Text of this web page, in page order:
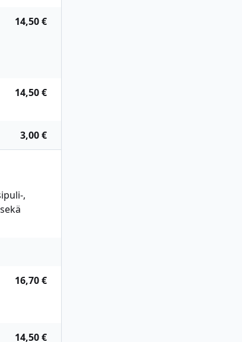
14,50 €
14,50 €
3,00 €
,
16,70 €
14,50 €